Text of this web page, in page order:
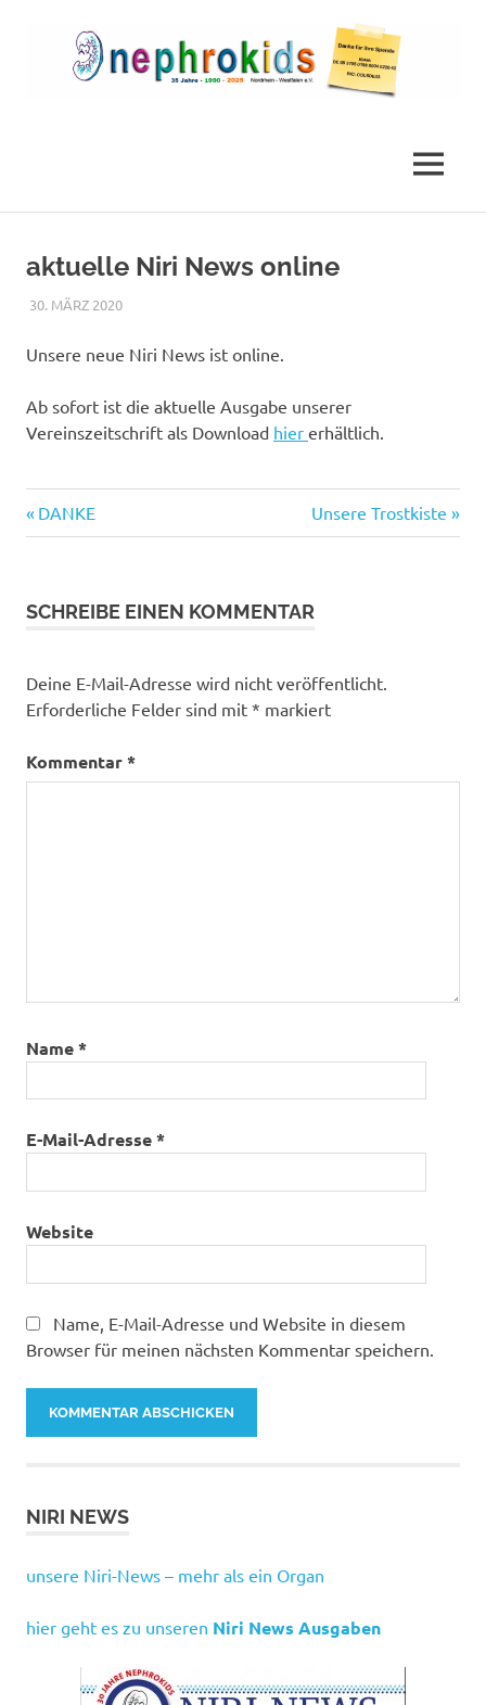
MENÜ
aktuelle Niri News online
30. MÄRZ 2020NICOLE.BETH
ALLGEMEIN
Unsere neue Niri News ist online.
Ab sofort ist die aktuelle Ausgabe unserer
Vereinszeitschrift als Download hier erhältlich.
Beitragsnavigation
Vorheriger
Beitrag:
DANKE
Nächster
Beitrag:
Unsere Trostkiste
SCHREIBE EINEN KOMMENTAR
Deine E-Mail-Adresse wird nicht veröffentlicht.
Erforderliche Felder sind mit * markiert
Kommentar*
Name*
E-Mail-Adresse*
Website
Name, E-Mail-Adresse und Website in diesem
Browser für meinen nächsten Kommentar speichern.
NIRI NEWS
unsere Niri-News – mehr als ein Organ
hier geht es zu unseren Niri News Ausgaben